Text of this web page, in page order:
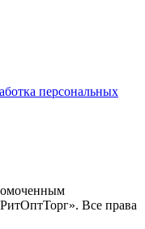
персональных
Все права